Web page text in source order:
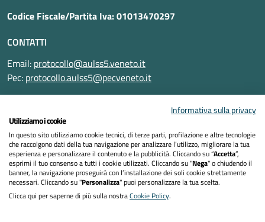
Codice Fiscale/Partita Iva: 01013470297
CONTATTI
Email: protocollo@aulss5.veneto.it
Pec: protocollo.aulss5@pecveneto.it
Informativa privacy
Dichiarazione di accessibilità
Informativa sulla privacy
Utilizziamo i cookie
In questo sito utilizziamo cookie tecnici, di terze parti, profilazione e altre tecnologie
che raccolgono dati della tua navigazione per analizzare l’utilizzo, migliorare la tua
esperienza e personalizzare il contenuto e la pubblicità. Cliccando su “Accetta”,
esprimi il tuo consenso a tutti i cookie utilizzati. Cliccando su "Nega" o chiudendo il
banner, la navigazione proseguirà con l’installazione dei soli cookie strettamente
necessari. Cliccando su "Personalizza" puoi personalizzare la tua scelta.
Clicca qui per saperne di più sulla nostraCookie Policy.